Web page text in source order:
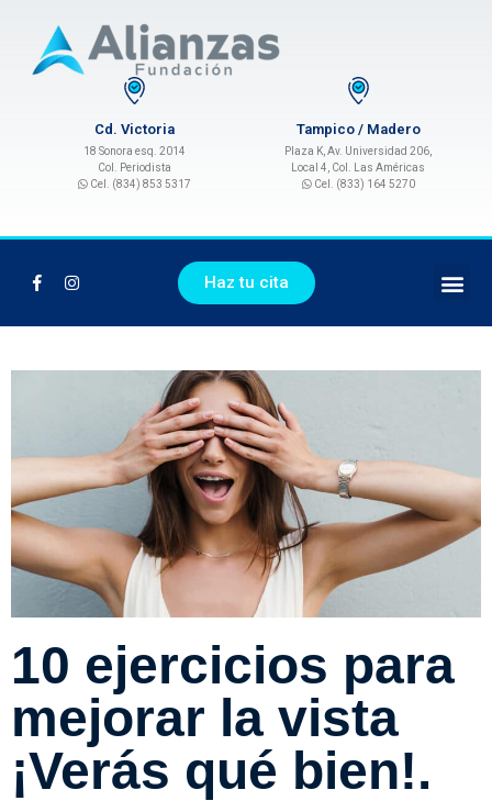
Cd. Victoria
18 Sonora esq. 2014
Col. Periodista
Cel. (834) 853 5317
Tampico / Madero
Plaza K, Av. Universidad 206,
Local 4, Col. Las Américas
Cel. (833) 164 5270
Haz tu cita
10 ejercicios para
mejorar la vista
¡Verás qué bien!.